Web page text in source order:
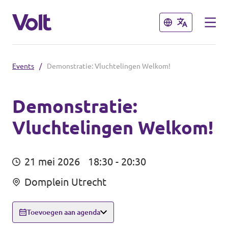
Sluiten
Volt communities dichtbij
Volt Arnhem
Volt Nijmegen
Volt Foodvalley
Sluiten
Standpunten
Mensen
Nieuws
Events / Demonstratie: Vluchtelingen Welkom!
Demonstratie:
Vluchtelingen Welkom!
21 mei 2026
18:30 - 20:30
Domplein Utrecht
Toevoegen aan agenda